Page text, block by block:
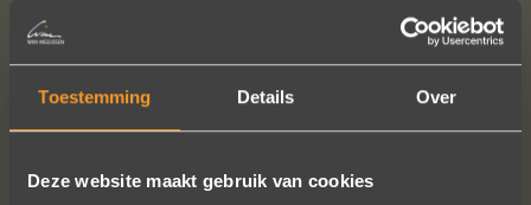
Toestemming Details Over
Deze website maakt gebruik van cookies
“Antwerpse Volksliekes”.
Het bracht enorme drukte met zich mee, het was een groot
succes en we hebben samen met vele fans kunnen genieten van